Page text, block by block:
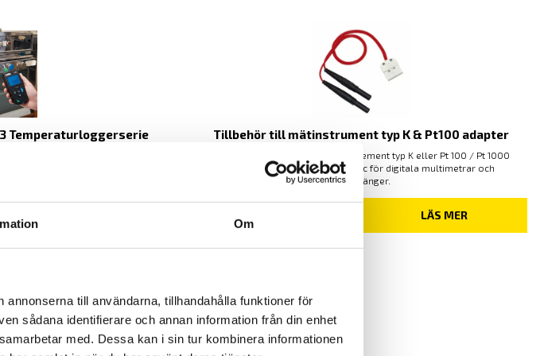
Om
till användarna, tillhandahålla funktioner för
sådana identifierare och annan information från din enhet
med. Dessa kan i sin tur kombinera informationen
Temperaturloggerserie
KR
KR
Tillbehör till mätinstrument typ K & Pt100 adapter
Temperaturadapter med termoelement typ K eller Pt 100 / Pt 1000
ingång med övergång 19 mm cc för digitala multimetrar och
strömtänger.
PRISINTERVALL:
TILL
1,205.00 KR
LÄS MER